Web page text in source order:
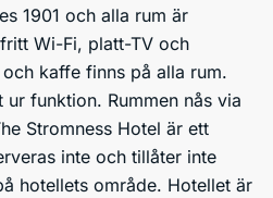
1901 och alla rum är
Wi-Fi, platt-TV och
kaffe finns på alla rum.
funktion. Rummen nås via
Stromness Hotel är ett
inte och tillåter inte
hotellets område. Hotellet är